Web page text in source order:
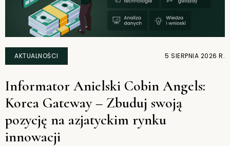
AKTUALNOŚCI 5 SIERPNIA 2026 R.
Informator Anielski Cobin Angels:
Korea Gateway – Zbuduj swoją
pozycję na azjatyckim rynku
innowacji